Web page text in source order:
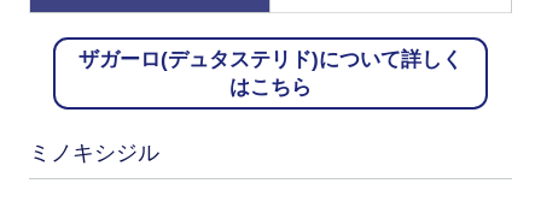
ザガーロ(デュタステリド)について詳しく
はこちら
ミノキシジル